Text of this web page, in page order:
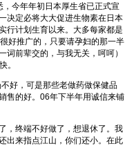
今年年初日本厚生省已正式宣
决定必将大大促进生物素在日本
行计划生育以来。大多每家都是
好推广的，只要请孕妇的那一半
前辈交的，与我无关，呵呵）
。
好，可是那些老做药做保健品
售的好。06年下半年用诚信来铺
终端不好做了，想退休了。我
出来指点江山，你们还小。在此